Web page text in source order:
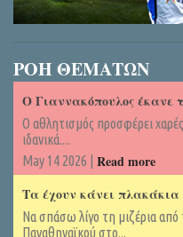
ΡΟΗ ΘΕΜΑΤΩΝ
Ο Γιαννακόπουλος έκανε
Ο αθλητισμός προσφέρει
ιδανικά....
May 14 2026 | Read more
Τα έχουν κάνει πλακάκια
Να σπάσω λίγο τη μιζέρια από
Παναθηναϊκού στο...